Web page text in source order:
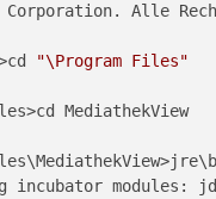
Alle
"\Program Files"
MediathekView